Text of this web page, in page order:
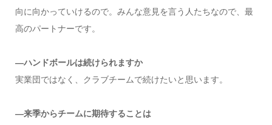
向に向かっていけるので。みんな意見を言う人たちなので、最
高のパートナーです。
―ハンドボールは続けられますか
実業団ではなく、クラブチームで続けたいと思います。
―来季からチームに期待することは